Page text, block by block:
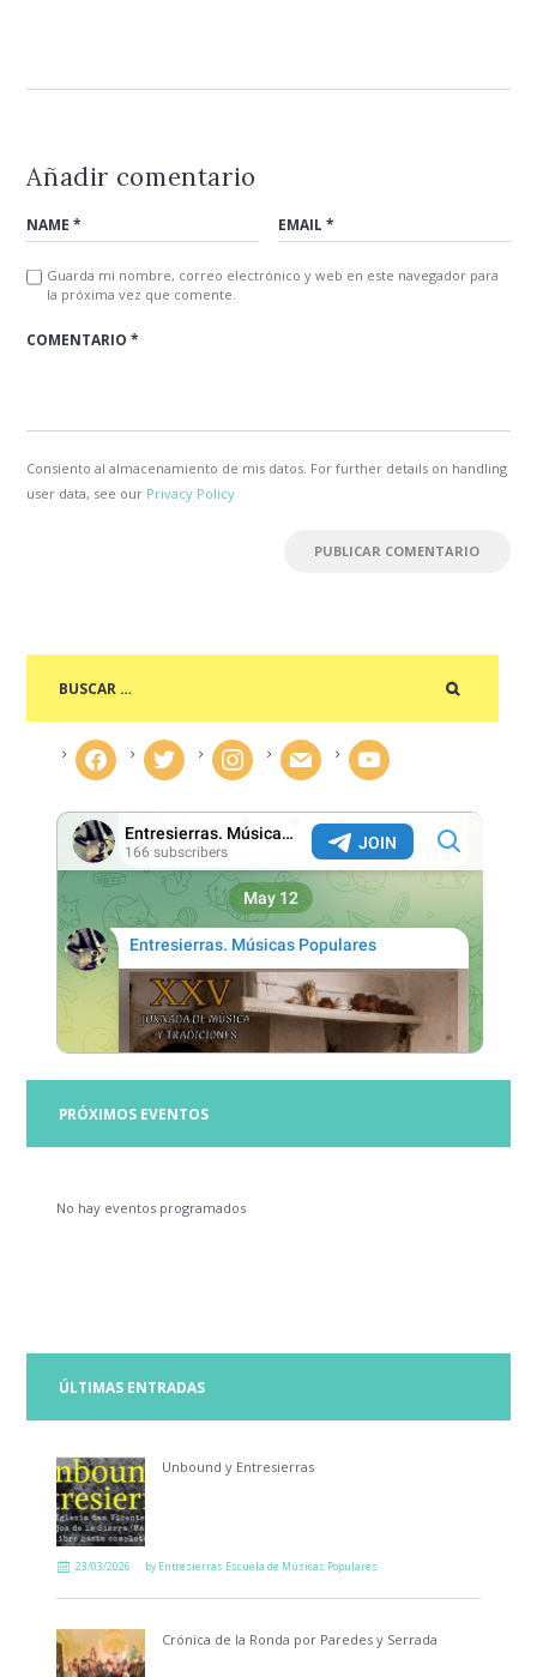
Añadir comentario
Guarda mi nombre, correo electrónico y web en este navegador para
la próxima vez que comente.
Consiento al almacenamiento de mis datos. For further details on handling
user data, see our Privacy Policy
facebook twitter instagram mail youtube
PRÓXIMOS EVENTOS
No hay eventos programados
ÚLTIMAS ENTRADAS
Unbound y Entresierras
23/03/2026 by Entresierras Escuela de Músicas Populares
Crónica de la Ronda por Paredes y Serrada